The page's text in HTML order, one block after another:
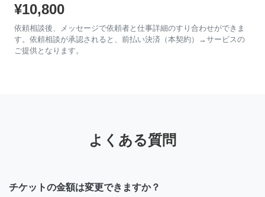
¥10,800
依頼相談後、メッセージで依頼者と仕事詳細のすり合わせができま
す。依頼相談が承認されると、前払い決済（本契約）→サービスの
ご提供となります。
よくある質問
チケットの金額は変更できますか？